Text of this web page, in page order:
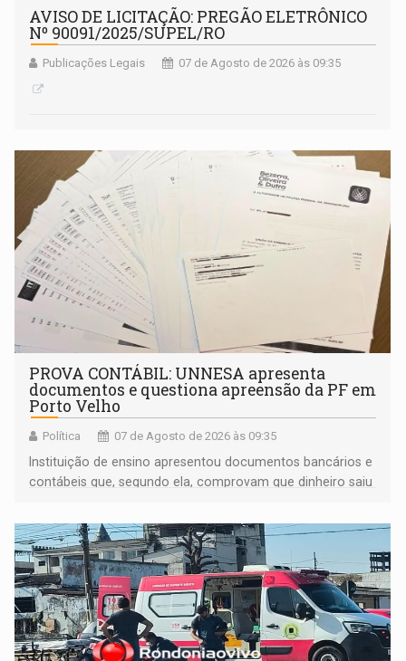
AVISO DE LICITAÇÃO: PREGÃO ELETRÔNICO
Nº 90091/2025/SUPEL/RO
Publicações Legais 07 de Agosto de 2026 às 09:35
PROVA CONTÁBIL: UNNESA apresenta
documentos e questiona apreensão da PF em
Porto Velho
Política 07 de Agosto de 2026 às 09:35
Instituição de ensino apresentou documentos bancários e
contábeis que, segundo ela, comprovam que dinheiro saiu
apreendido quando já estava dentro da sede da entidade
— em pleno ano eleitoral em Rondônia